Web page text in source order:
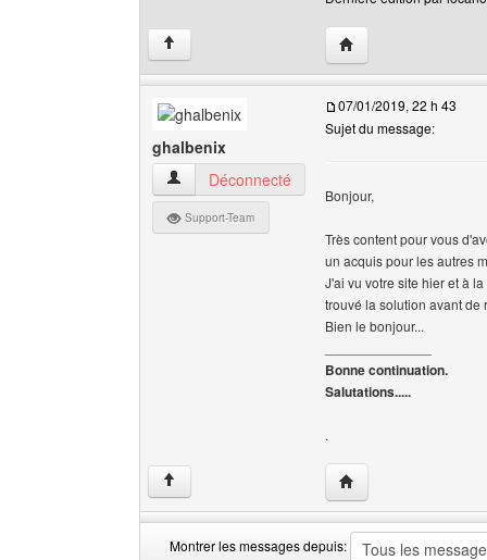
↑ Visiter le site web
ghalbenix
ghalbenix Voir le profil de l'utilisateur
Déconnecté
Support-Team
07/01/2019, 22 h 43
Sujet du message:
Bonjour,
Très content pour vous
un acquis pour les autres
J'ai vu votre site hier et à
trouvé la solution avant de
Bien le bonjour...
Bonne continuation.
Salutations.....
.
↑ Visiter le site web
Montrer les messages depuis: